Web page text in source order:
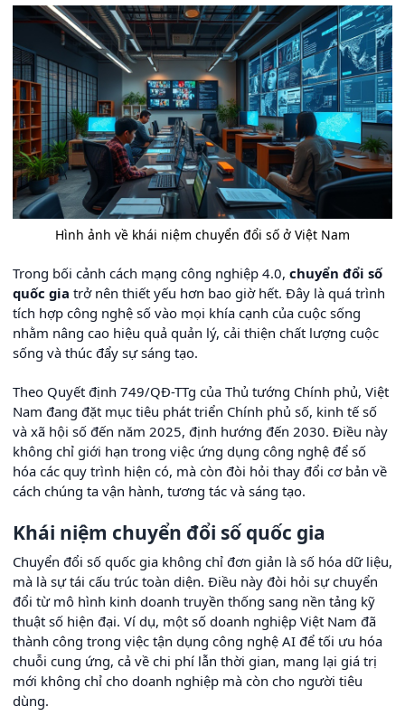
Hình ảnh về khái niệm chuyển đổi số ở Việt Nam
Trong bối cảnh cách mạng công nghiệp 4.0, chuyển đổi số
quốc gia trở nên thiết yếu hơn bao giờ hết. Đây là quá trình
tích hợp công nghệ số vào mọi khía cạnh của cuộc sống
nhằm nâng cao hiệu quả quản lý, cải thiện chất lượng cuộc
sống và thúc đẩy sự sáng tạo.
Theo Quyết định 749/QĐ-TTg của Thủ tướng Chính phủ, Việt
Nam đang đặt mục tiêu phát triển Chính phủ số, kinh tế số
và xã hội số đến năm 2025, định hướng đến 2030. Điều này
không chỉ giới hạn trong việc ứng dụng công nghệ để số
hóa các quy trình hiện có, mà còn đòi hỏi thay đổi cơ bản về
cách chúng ta vận hành, tương tác và sáng tạo.
Khái niệm chuyển đổi số quốc gia
Chuyển đổi số quốc gia không chỉ đơn giản là số hóa dữ liệu,
mà là sự tái cấu trúc toàn diện. Điều này đòi hỏi sự chuyển
đổi từ mô hình kinh doanh truyền thống sang nền tảng kỹ
thuật số hiện đại. Ví dụ, một số doanh nghiệp Việt Nam đã
thành công trong việc tận dụng công nghệ AI để tối ưu hóa
chuỗi cung ứng, cả về chi phí lẫn thời gian, mang lại giá trị
mới không chỉ cho doanh nghiệp mà còn cho người tiêu
dùng.